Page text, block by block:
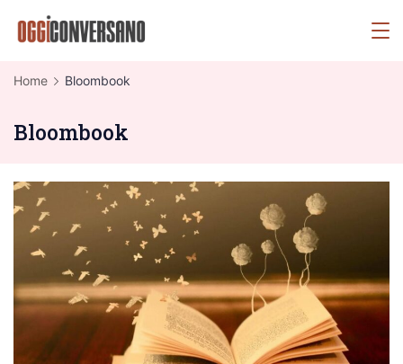
Home Bloombook
Bloombook